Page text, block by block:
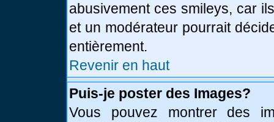
abusivement ces smileys, car
et un modérateur pourrait
entièrement.
Revenir en haut
Puis-je poster des Images?
Vous pouvez montrer des